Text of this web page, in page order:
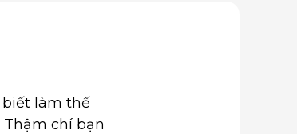
làm thế
chí bạn